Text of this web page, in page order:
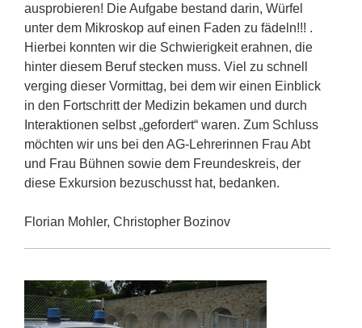
ausprobieren! Die Aufgabe bestand darin, Würfel
unter dem Mikroskop auf einen Faden zu fädeln!!! .
Hierbei konnten wir die Schwierigkeit erahnen, die
hinter diesem Beruf stecken muss. Viel zu schnell
verging dieser Vormittag, bei dem wir einen Einblick
in den Fortschritt der Medizin bekamen und durch
Interaktionen selbst „gefordert“ waren. Zum Schluss
möchten wir uns bei den AG-Lehrerinnen Frau Abt
und Frau Bühnen sowie dem Freundeskreis, der
diese Exkursion bezuschusst hat, bedanken.
Florian Mohler, Christopher Bozinov